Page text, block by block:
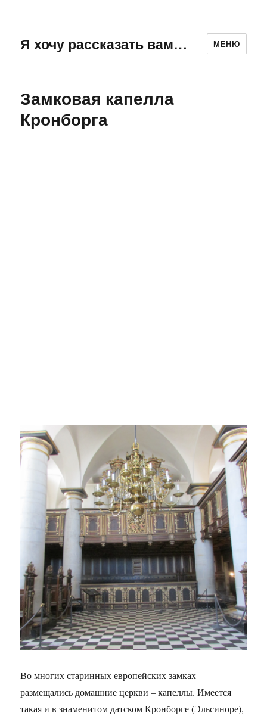
Я хочу рассказать вам… МЕНЮ
Замковая капелла
Кронборга
Во многих старинных европейских замках
размещались домашние церкви – капеллы. Имеется
такая и в знаменитом датском Кронборге (Эльсиноре),